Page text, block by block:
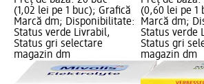
(1,02 lei pe 1 buc); Grafică
Marcă dm; Disponibilitate:
Status verde Livrabil,
Status gri selectare
magazin dm
(0,60 lei pe 1
Marcă dm;
Status verde
Status gri
magazin dm